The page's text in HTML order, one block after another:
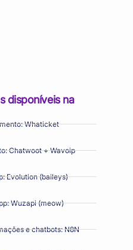
disponíveis na
Whaticket
Chatwoot + Wavoip
Evolution (baileys)
Wuzapi (meow)
e chatbots: N8N